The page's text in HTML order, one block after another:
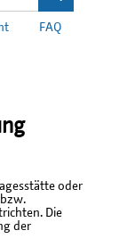
FAQ
oder
Die
der